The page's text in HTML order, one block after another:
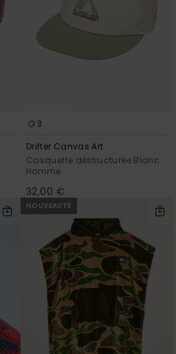
3
Drifter Canvas Art
Casquette déstructurée Blanc
Homme
32,00 €
NOUVEAUTÉ